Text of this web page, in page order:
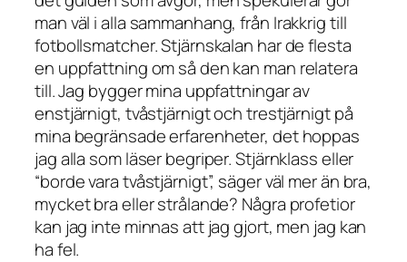
man väl i alla sammanhang, från Irakkrig till
fotbollsmatcher. Stjärnskalan har de flesta
en uppfattning om så den kan man relatera
till. Jag bygger mina uppfattningar av
enstjärnigt, tvåstjärnigt och trestjärnigt på
mina begränsade erfarenheter, det hoppas
jag alla som läser begriper. Stjärnklass eller
“borde vara tvåstjärnigt”, säger väl mer än bra,
mycket bra eller strålande? Några profetior
kan jag inte minnas att jag gjort, men jag kan
ha fel.